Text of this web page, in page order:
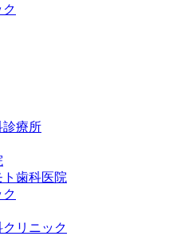
診療所
歯科医院
リニック